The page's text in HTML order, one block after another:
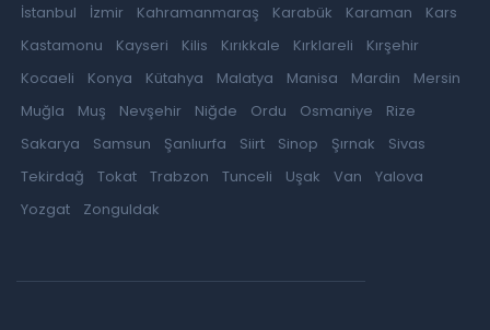
İstanbul
İzmir Kahramanmaraş Karabük Karaman
Kars
Kastamonu
Kayseri Kilis Kırıkkale Kırklareli
Kırşehir
Kocaeli
Konya Kütahya Malatya Manisa Mardin
Mersin
Muğla
Muş Nevşehir Niğde Ordu Osmaniye
Rize
Sakarya
Samsun Şanlıurfa Siirt Sinop Şırnak
Sivas
Tekirdağ
Tokat Trabzon Tunceli Uşak Van
Yalova
Yozgat
Zonguldak